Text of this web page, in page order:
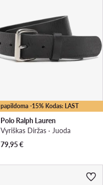
papildoma -15% Kodas: LAST
Polo Ralph Lauren
Vyriškas Diržas · Juoda
79,95€